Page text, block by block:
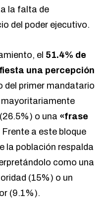
la falta de
del poder ejecutivo.
el 51.4% de
una percepción
del primer mandatario
(26.5%) o una «frase
a este bloque
la población respalda
como una
(15%) o un
(9.1%).